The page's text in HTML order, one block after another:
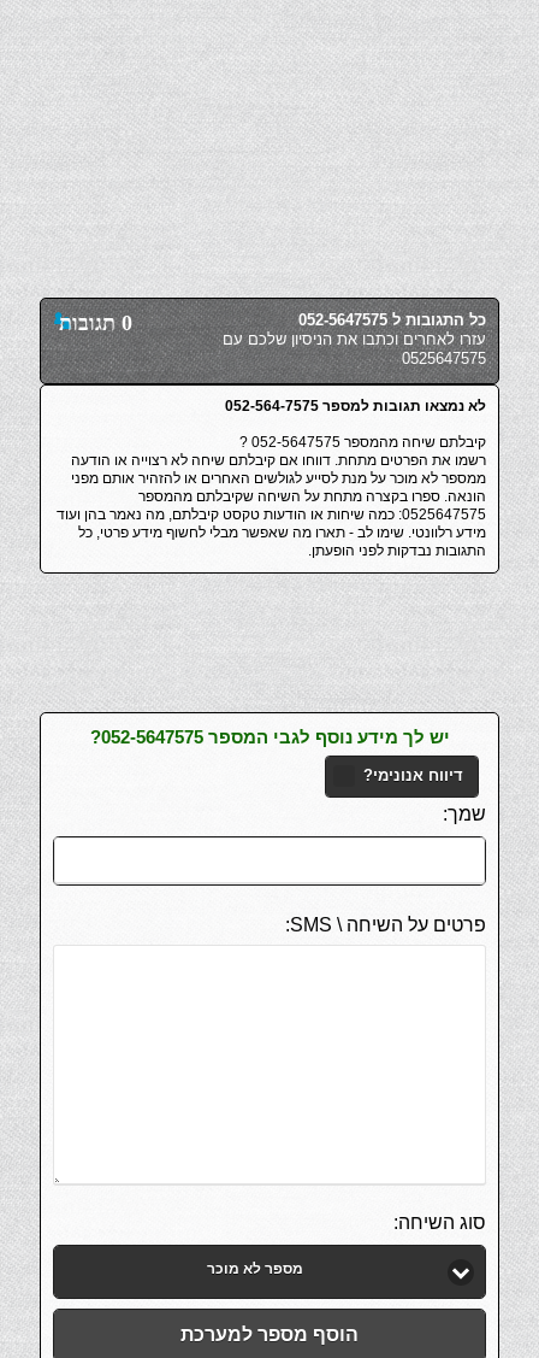
0 תגובות
כל התגובות ל 052-5647575
עזרו לאחרים וכתבו את הניסיון שלכם עם
0525647575
לא נמצאו תגובות למספר 052-564-7575
קיבלתם שיחה מהמספר 052-5647575 ?
רשמו את הפרטים מתחת. דווחו אם קיבלתם שיחה לא רצוייה או הודעה
ממספר לא מוכר על מנת לסייע לגולשים האחרים או להזהיר אותם מפני
הונאה. ספרו בקצרה מתחת על השיחה שקיבלתם מהמספר
0525647575: כמה שיחות או הודעות טקסט קיבלתם, מה נאמר בהן ועוד
מידע רלוונטי. שימו לב - תארו מה שאפשר מבלי לחשוף מידע פרטי, כל
התגובות נבדקות לפני הופעתן.
יש לך מידע נוסף לגבי המספר 052-5647575?
דיווח אנונימי?
שמך:
פרטים על השיחה \ SMS:
סוג השיחה:
מספר לא מוכר
הוסף מספר למערכת